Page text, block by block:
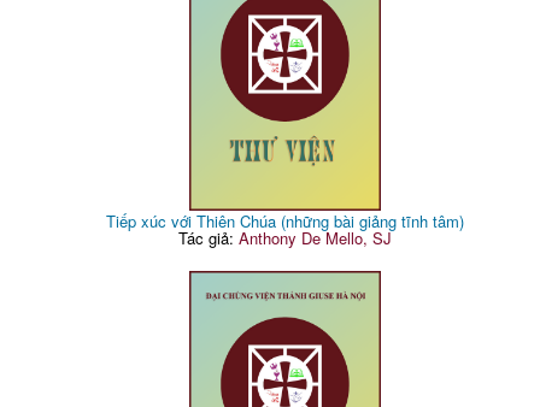
Tiếp xúc với Thiên Chúa (những bài giảng tĩnh tâm)
Tác giả: Anthony De Mello, SJ